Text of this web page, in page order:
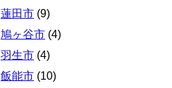
蓮田市 (9)
鳩ヶ谷市 (4)
羽生市 (4)
飯能市 (10)